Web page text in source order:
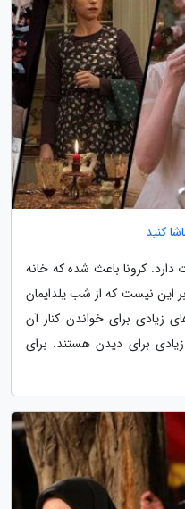
کرونا باعث شده که خانه
این نیست که از شب یلدایمان
زیادی برای خواندن کنار آن
برای دیدن هستند. برای